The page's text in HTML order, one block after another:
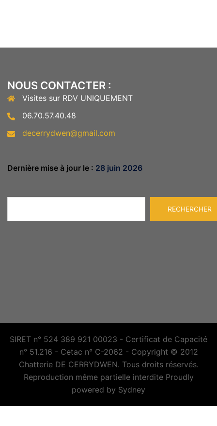
NOUS CONTACTER :
Visites sur RDV UNIQUEMENT
06.70.57.40.48
decerrydwen@gmail.com
Dernière mise à jour le : 28 juin 2026
RECHERCHER
SIRET n° 524 389 921 00023 - Certificat de Capacité
n° 51.216 - Cetac n° C-2062 - Copyright © 2012
Chatterie DE CERRYDWEN. Tous droits réservés.
Reproduction même partielle interdite Proudly
powered by Sydney